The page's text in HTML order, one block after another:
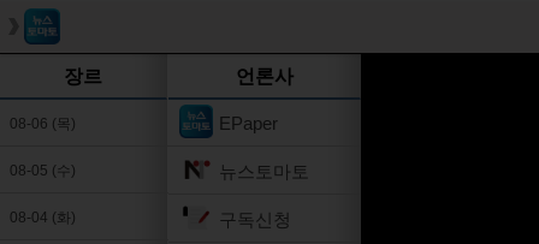
장르
08-06 (목)
08-05 (수)
08-04 (화)
언론사
EPaper
뉴스토마토
구독신청